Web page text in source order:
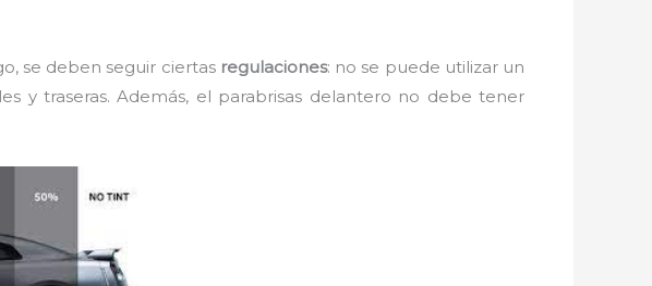
se deben seguir ciertas regulaciones: no se puede utilizar un
y traseras. Además, el parabrisas delantero no debe tener